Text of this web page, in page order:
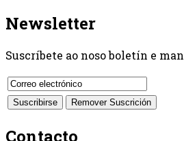
Newsletter
Suscríbete ao noso boletín e
Contacto